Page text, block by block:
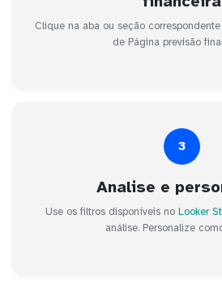
Clique na aba ou seção
de Página previsão
3
Analise e
Use os filtros disponíveis no Looker
análise. Personalize